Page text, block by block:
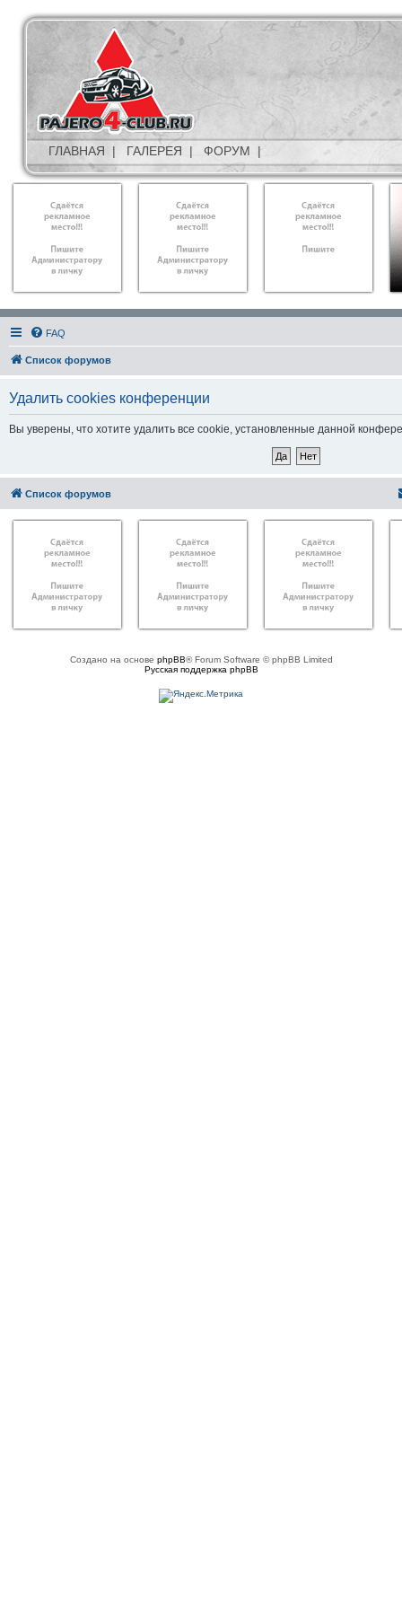
ГЛАВНАЯ | ГАЛЕРЕЯ | ФОРУМ |
FAQ
Список форумов
Удалить cookies конференции
Вы уверены, что хотите удалить все cookie, установленные данной
Список форумов
Создано на основе phpBB® Forum Software © phpBB Limited
Русская поддержка phpBB